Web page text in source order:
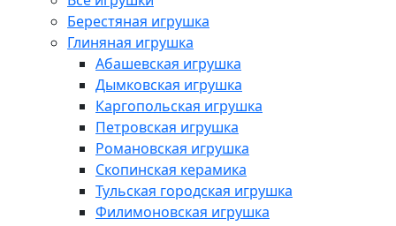
Берестяная игрушка
Глиняная игрушка
Абашевская игрушка
Дымковская игрушка
Каргопольская игрушка
Петровская игрушка
Романовская игрушка
Скопинская керамика
Тульская городская игрушка
Филимоновская игрушка